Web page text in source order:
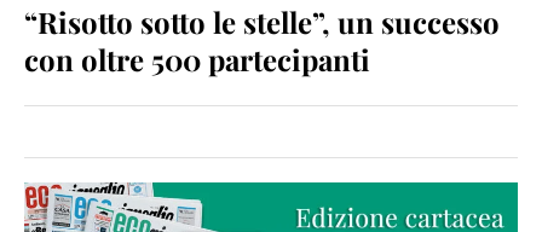
“Risotto sotto le stelle”, un successo
con oltre 500 partecipanti